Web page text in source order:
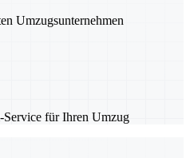
Umzugsunternehmen
für Ihren Umzug